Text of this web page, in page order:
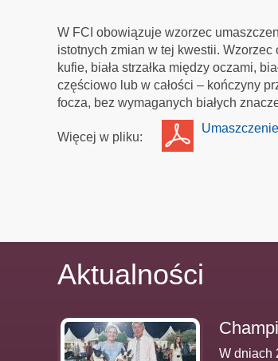
W FCI obowiązuje wzorzec
istotnych zmian w tej kwestii.
kufie, biała strzałka między oczami,
częściowo lub w całości – kończyny
focza, bez wymaganych białych
Więcej w pliku:
Umaszczenie
Aktualności
W dniach